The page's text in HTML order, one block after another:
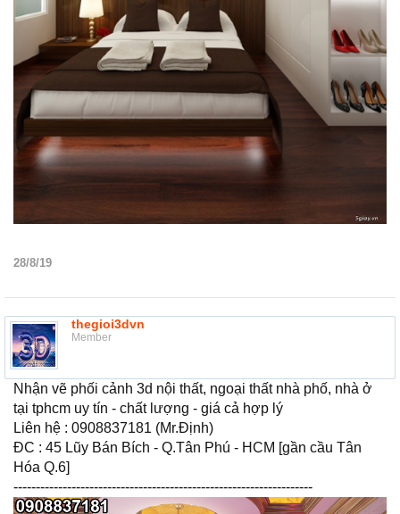
28/8/19
thegioi3dvn
Member
Nhận vẽ phối cảnh 3d nội thất, ngoại thất nhà phố, nhà ở
tại tphcm uy tín - chất lượng - giá cả hợp lý
Liên hệ : 0908837181 (Mr.Định)
ĐC : 45 Lũy Bán Bích - Q.Tân Phú - HCM [gần cầu Tân
Hóa Q.6]
-------------------------------------------------------------------